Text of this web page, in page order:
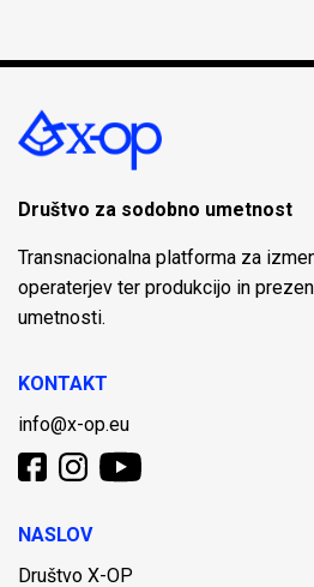
Društvo za sodobno umetnost
Transnacionalna platforma za
operaterjev ter produkcijo in
umetnosti.
KONTAKT
info@x-op.eu
NASLOV
Društvo X-OP